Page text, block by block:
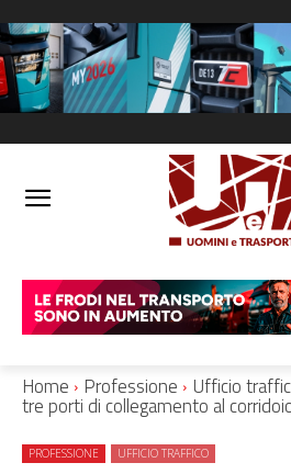
Home Professione Ufficio
tre porti di collegamento al
PROFESSIONE UFFICIO TRAFFICO